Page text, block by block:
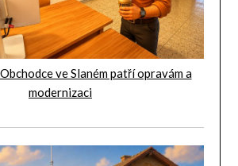
ve Slaném patří opravám a
modernizaci